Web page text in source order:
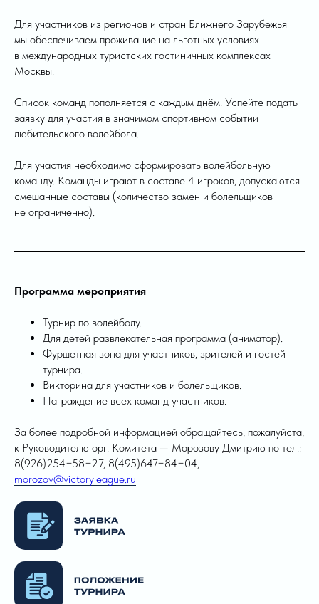
Для участников из регионов и стран Ближнего Зарубежья
мы обеспечиваем проживание на льготных условиях
в международных туристских гостиничных комплексах
Москвы.
Список команд пополняется с каждым днём. Успейте подать
заявку для участия в значимом спортивном событии
любительского волейбола.
Для участия необходимо сформировать волейбольную
команду. Команды играют в составе 4 игроков, допускаются
смешанные составы (количество замен и болельщиков
не ограниченно).
Программа мероприятия
Турнир по волейболу.
Для детей развлекательная программа (аниматор).
Фуршетная зона для участников, зрителей и гостей
турнира.
Викторина для участников и болельщиков.
Награждение всех команд участников.
​За более подробной информацией обращайтесь, пожалуйста,
к Руководителю орг. Комитета — Морозову Дмитрию по тел.:
8(926)254−58−27, 8(495)647−84−04,
morozov@victoryleague.ru